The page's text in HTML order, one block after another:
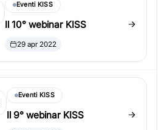
Eventi KISS
Il 10° webinar KISS
29 apr 2022
Eventi KISS
Il 9° webinar KISS